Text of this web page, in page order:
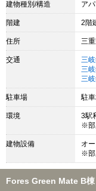
建物種別/構造 ア
階建 2階
住所 三
交通 三
三
三
駐車場 駐車
環境
3駅
※部
建物設備
オ
※部
Fores Green Mate B